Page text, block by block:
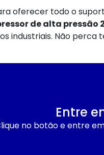
oferecer todo o
de alta pressão
industriais. Não
Entre
no botão e entre